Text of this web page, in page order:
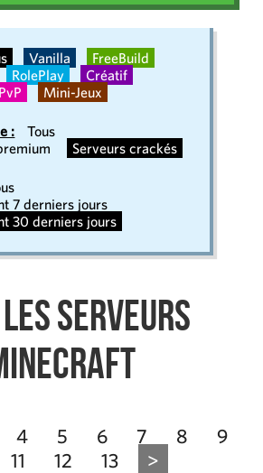
Vanilla
FreeBuild
RolePlay
Créatif
PvP Mini-Jeux
:
Tous
Serveurs crackés
7 derniers jours
30 derniers jours
les serveurs
4 5 6 7 8
9
11 12 13 >